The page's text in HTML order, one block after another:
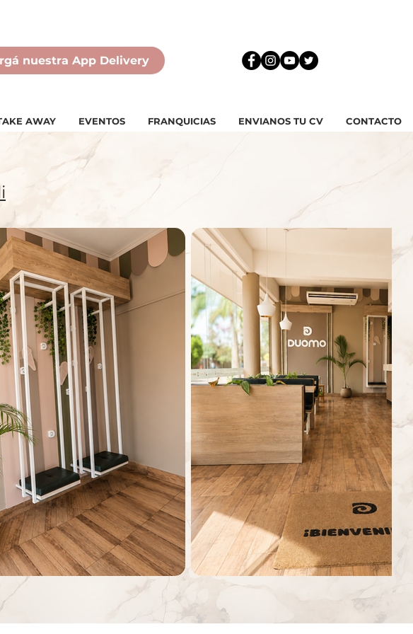
nuestra App Delivery
AWAY EVENTOS FRANQUICIAS ENVIANOS TU CV CONTACTO